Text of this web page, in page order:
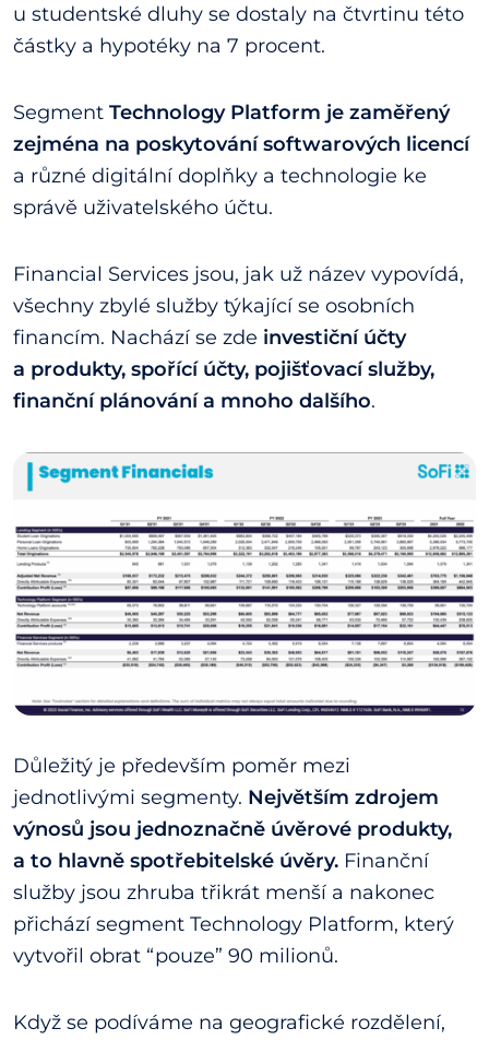
u studentské dluhy se dostaly na čtvrtinu této
částky a hypotéky na 7 procent.
Segment Technology Platform je zaměřený
zejména na poskytování softwarových licencí
a různé digitální doplňky a technologie ke
správě uživatelského účtu.
Financial Services jsou, jak už název vypovídá,
všechny zbylé služby týkající se osobních
financím. Nachází se zde investiční účty
a produkty, spořící účty, pojišťovací služby,
finanční plánování a mnoho dalšího.
Důležitý je především poměr mezi
jednotlivými segmenty. Největším zdrojem
výnosů jsou jednoznačně úvěrové produkty,
a to hlavně spotřebitelské úvěry. Finanční
služby jsou zhruba třikrát menší a nakonec
přichází segment Technology Platform, který
vytvořil obrat “pouze” 90 milionů.
Když se podíváme na geografické rozdělení,